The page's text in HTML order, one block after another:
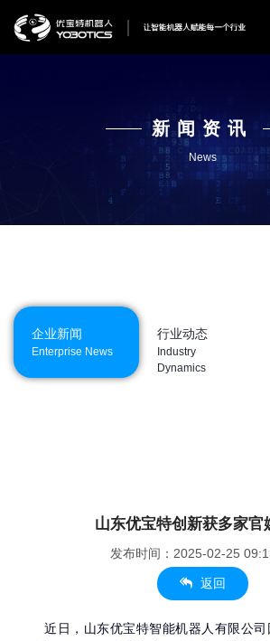
新闻资讯
News
企业新闻
Enterprise News
行业动态
Industry
Dynamics
山东优宝特创新获多家官
发布时间：2025-02-25
返回
近日，山东优宝特智能机器人有限公